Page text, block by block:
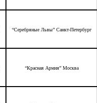
“Серебряные Львы” Санкт-Петербург
“Красная Армия” Москва